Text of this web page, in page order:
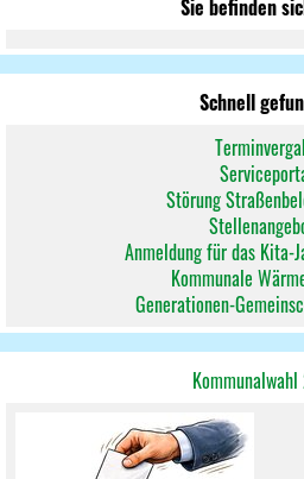
Sie befinden
Schnell
Störung
Anmeldung für das Kita-
Kommunale
Generationen-